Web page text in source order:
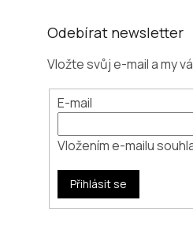
Odebírat newsletter
Vložte svůj e-mail a my
E-mail
Vložením e-mailu
Přihlásit se